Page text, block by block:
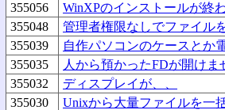
355056
WinXPのインストールが終
355048
管理者権限なしでファイル
355039
自作パソコンのケースとか
355035
人から預かったFDが開けま
355032
ディスプレイが、、
355030
Unixから大量ファイルを一